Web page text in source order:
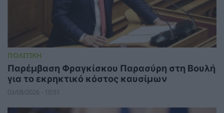
ΠΟΛΙΤΙΚΗ
Παρέμβαση Φραγκίσκου Παρασύρη στη Βουλή
για το εκρηκτικό κόστος καυσίμων
03/08/2026 - 10:51